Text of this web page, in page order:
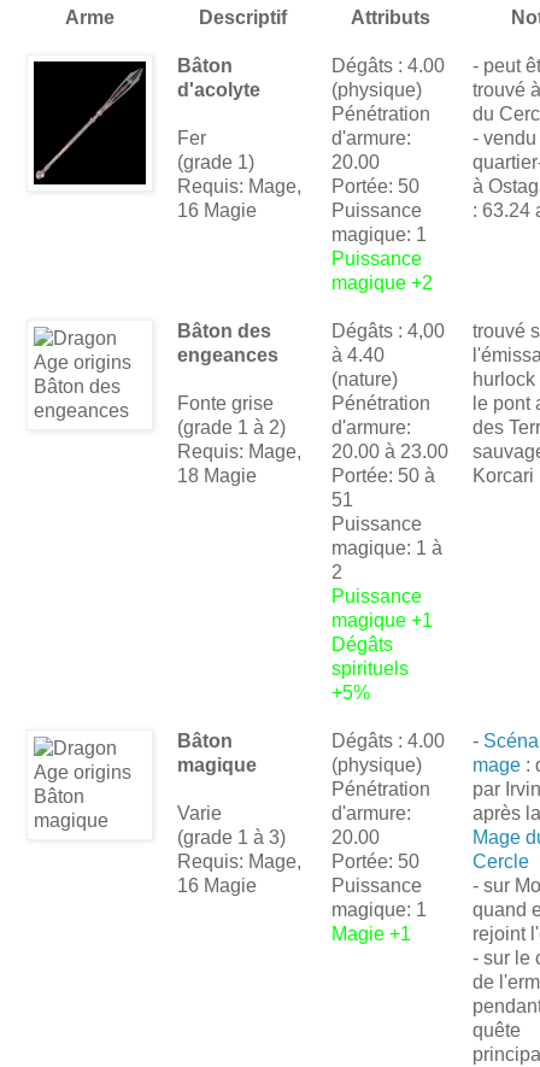
Arme Descriptif Attributs
Bâton
d'acolyte
Fer
(grade 1)
Requis: Mage,
16 Magie
Dégâts : 4.00
(physique)
Pénétration
d'armure:
20.00
Portée: 50
Puissance
magique: 1
Puissance
magique +2
- peut
trouvé
du
-
à
: 63.24
Bâton des
engeances
Fonte grise
(grade 1 à 2)
Requis: Mage,
18 Magie
Dégâts : 4,00
à 4.40
(nature)
Pénétration
d'armure:
20.00 à 23.00
Portée: 50 à
51
Puissance
magique: 1 à
2
Puissance
magique +1
Dégâts
spirituels
+5%
trouvé
hurlock
le pont
des
Korcari
Bâton
magique
Varie
(grade 1 à 3)
Requis: Mage,
16 Magie
Dégâts : 4.00
(physique)
Pénétration
d'armure:
20.00
Portée: 50
Puissance
magique: 1
Magie +1
-
mage :
par
après
Mage
Cercle
- sur
quand
rejoint
- sur le
de
quête